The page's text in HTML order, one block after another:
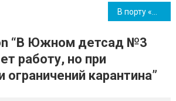
В порту «Южный» спецбригада проводит дезинфекцию рабочих помещений
“ В Южном детсад №3
работу, но при
карантина”